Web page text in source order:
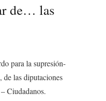
de… las
para la supresión-
de las diputaciones
Ciudadanos.